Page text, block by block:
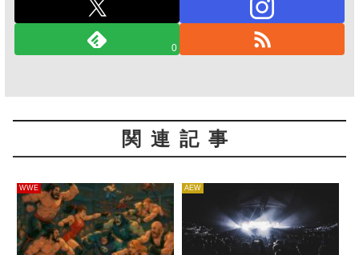
0
関連記事
WWE AEW